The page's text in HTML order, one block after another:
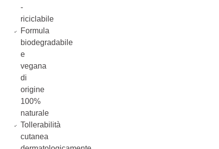
-
riciclabile
Formula
biodegradabile
e
vegana
di
origine
100%
naturale
Tollerabilità
cutanea